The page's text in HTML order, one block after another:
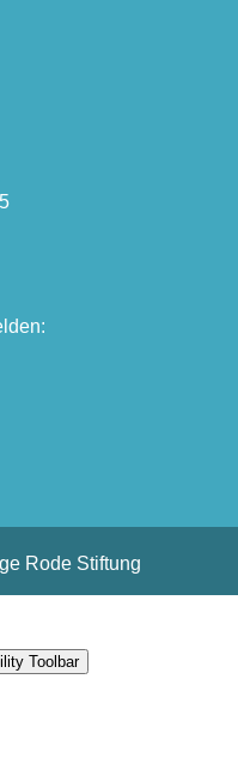
Rode Stiftung
Toolbar